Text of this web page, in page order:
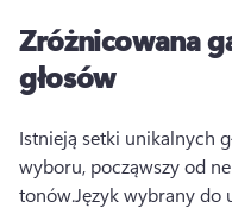
Zróżnicowana
głosów
Istnieją setki unikalnych
wyboru, począwszy od
tonów.Język wybrany do